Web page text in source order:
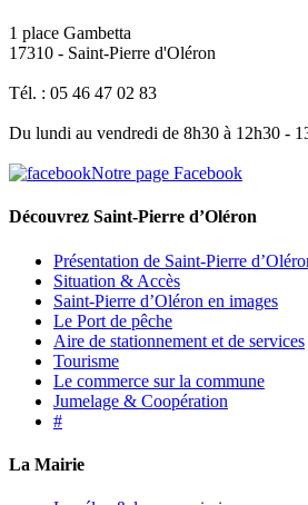
1 place Gambetta
17310 - Saint-Pierre d'Oléron
Tél. : 05 46 47 02 83
Du lundi au vendredi de 8h30 à 12h30 -
Notre page Facebook
Découvrez Saint-Pierre d’Oléron
Présentation de Saint-Pierre
Situation & Accès
Saint-Pierre d’Oléron en images
Le Port de pêche
Aire de stationnement et de services
Tourisme
Le commerce sur la commune
Jumelage & Coopération
#
La Mairie